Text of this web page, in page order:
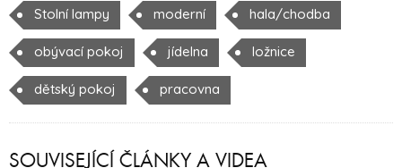
Stolní lampy moderní hala/chodba
obývací pokoj jídelna ložnice
dětský pokoj pracovna
SOUVISEJÍCÍ ČLÁNKY A VIDEA